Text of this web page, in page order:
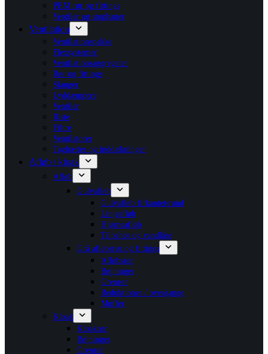
PEM rør og fittings
Ventiler og stophaner
Ventilation
Ventilationspakke
Flexsystemer
Ventilationsaggregater
Rør og fittings
Slanger
Lyddæmpere
Ventiler
Riste
Filtre
Ventilatorer
Taghætter og inddækninger
Afløb / kloak
Afløb
Gulvafløb
Gulvafløb firkantet/rund
Linjeafløb
Hjørneafløb
Tilbehør og vandlåse
Grå afløbsrør og fittings
Afløbsrør
Bøjninger
Grenrør
Reduktioner / overgange
Muffer
Kloak
Kloakrør
Bøjninger
Grenrør